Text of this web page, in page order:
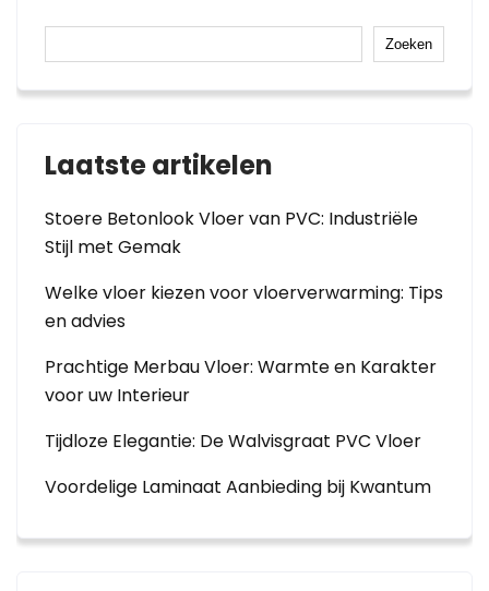
Zoeken
Laatste artikelen
Stoere Betonlook Vloer van PVC: Industriële
Stijl met Gemak
Welke vloer kiezen voor vloerverwarming: Tips
en advies
Prachtige Merbau Vloer: Warmte en Karakter
voor uw Interieur
Tijdloze Elegantie: De Walvisgraat PVC Vloer
Voordelige Laminaat Aanbieding bij Kwantum